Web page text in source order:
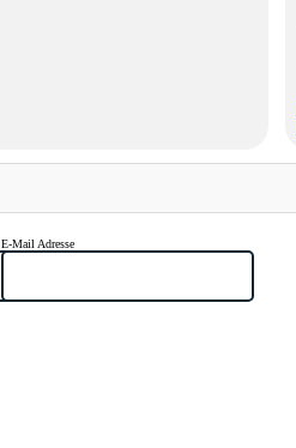
E-Mail Adresse